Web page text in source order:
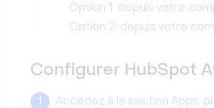
Option 1: depuis votre
Option 2: depuis votre
Configurer HubSpot
1 Accédez à la section Apps,